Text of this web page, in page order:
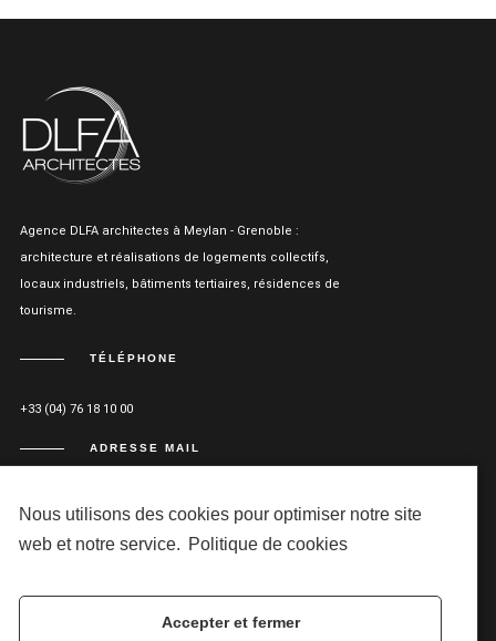
Nous utilisons des cookies pour optimiser notre site
web et notre service. Politique de cookies
Accepter et fermer
Agence DLFA architectes à Meylan - Grenoble :
architecture et réalisations de logements collectifs,
locaux industriels, bâtiments tertiaires, résidences de
tourisme.
TÉLÉPHONE
+33 (04) 76 18 10 00
ADRESSE MAIL
ADRESSE